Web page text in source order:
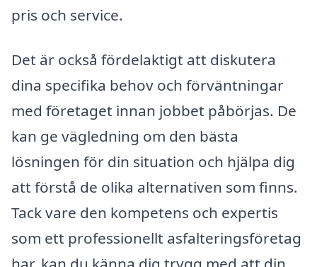
pris och service.
Det är också fördelaktigt att diskutera
dina specifika behov och förväntningar
med företaget innan jobbet påbörjas. De
kan ge vägledning om den bästa
lösningen för din situation och hjälpa dig
att förstå de olika alternativen som finns.
Tack vare den kompetens och expertis
som ett professionellt asfalteringsföretag